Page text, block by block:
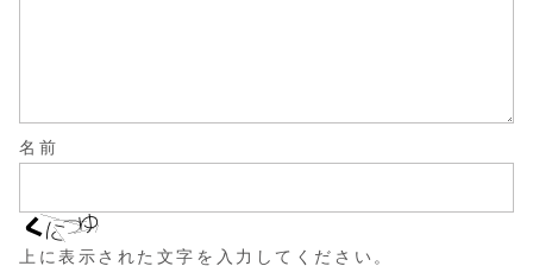
名前
上に表示された文字を入力してください。